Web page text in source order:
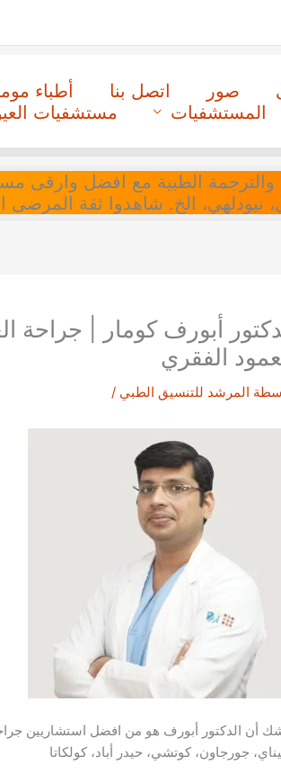
صور اتصل بنا أطباء
المستشفيات مستشفيات
الطبي والترجمة الطبية مع افضل
نيودلهي، الخ. شاهدوا ثقة المرضى
أبورف كومار | جراحة
الفقري
المرشد للتنسيق الطبي /
أن الدكتور أبورف هو من افضل استشاريين
جورجاون، كوتشي، حيدر أباد، كولكاتا